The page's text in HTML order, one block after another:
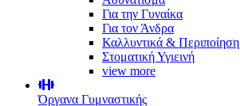
Για την Γυναίκα
Για τον Άνδρα
Καλλυντικά & Περιποίηση
Στοματική Υγιεινή
view more
Όργανα Γυμναστικής